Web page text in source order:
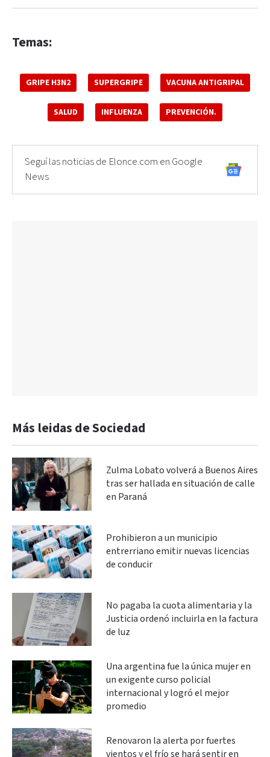
Temas:
GRIPE H3N2 SUPERGRIPE VACUNA ANTIGRIPAL
SALUD INFLUENZA PREVENCIÓN.
Seguí las noticias de Elonce.com en Google
News
Más leidas de Sociedad
Zulma Lobato volverá a Buenos Aires
tras ser hallada en situación de calle
en Paraná
Prohibieron a un municipio
entrerriano emitir nuevas licencias
de conducir
No pagaba la cuota alimentaria y la
Justicia ordenó incluirla en la factura
de luz
Una argentina fue la única mujer en
un exigente curso policial
internacional y logró el mejor
promedio
Renovaron la alerta por fuertes
vientos y el frío se hará sentir en